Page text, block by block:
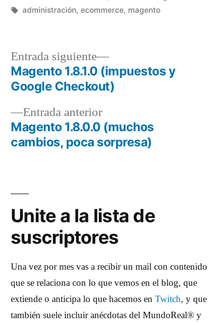
por
en
Etiquetas:
administración, ecommerce, magento
Navegación
entradas
Entrada anteriorEntrada
anterior:
Magento 1.8.0.0 (muchos
cambios, poca sorpresa)
Entrada siguiente
Entrada
siguiente:
Magento 1.8.1.0 (impuestos y
Google Checkout)
Unite a la lista de
suscriptores
Una vez por mes vas a recibir un mail con contenido
que se relaciona con lo que vemos en el blog, que
extiende o anticipa lo que hacemos en Twitch, y que
también suele incluir anécdotas del MundoReal® y